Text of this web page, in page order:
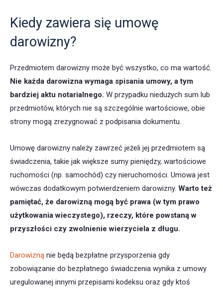
Kiedy zawiera się umowę
darowizny?
Przedmiotem darowizny może być wszystko, co ma wartość.
Nie każda darowizna wymaga spisania umowy, a tym
bardziej aktu notarialnego. W przypadku niedużych sum lub
przedmiotów, których nie są szczególnie wartościowe, obie
strony mogą zrezygnować z podpisania dokumentu.
Umowę darowizny należy zawrzeć jeżeli jej przedmiotem są
świadczenia, takie jak większe sumy pieniędzy, wartościowe
ruchomości (np. samochód) czy nieruchomości. Umowa jest
wówczas dodatkowym potwierdzeniem darowizny. Warto też
pamiętać, że darowizną mogą być prawa (w tym prawo
użytkowania wieczystego), rzeczy, które powstaną w
przyszłości czy zwolnienie wierzyciela z długu.
Darowizną nie będą bezpłatne przysporzenia gdy
zobowiązanie do bezpłatnego świadczenia wynika z umowy
uregulowanej innymi przepisami kodeksu oraz gdy ktoś